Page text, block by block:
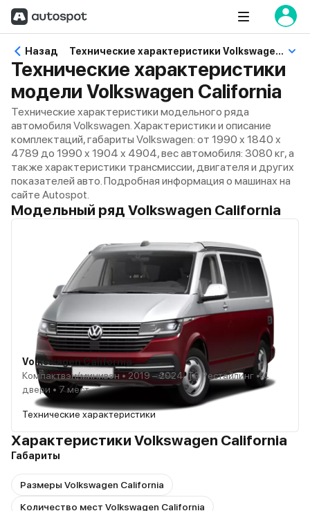
Назад Технические характеристики Volkswagen California
Технические характеристики
модели Volkswagen California
Технические характеристики модельного ряда
автомобиля Volkswagen. Характеристики и описание
комплектаций, габариты Volkswagen: от 1990 x 1840 x
4789 до 1990 x 1904 x 4904, вес автомобиля: 3080 кг, а
также характеристики трансмиссии, двигателя и других
показателей авто. Подробная информация о машинах на
сайте Autospot.
Модельный ряд Volkswagen California
Volkswagen California
Компактвэн/минивэн • 2019 – 2024, T6 Рестайлинг • 4
двери • 7 мест
Технические характеристики
Характеристики Volkswagen California
Габариты
Размеры Volkswagen California
Количество мест Volkswagen California